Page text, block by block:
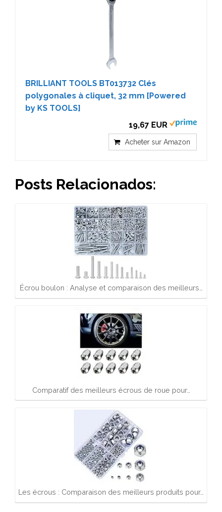
BRILLIANT TOOLS BT013732 Clés
polygonales à cliquet, 32 mm [Powered
by KS TOOLS]
19,67 EUR
Acheter sur Amazon
Posts Relacionados:
Écrou boulon : Analyse et comparaison des meilleurs…
Comparatif des meilleurs écrous de roue pour…
Les écrous : Comparaison des meilleurs produits pour…